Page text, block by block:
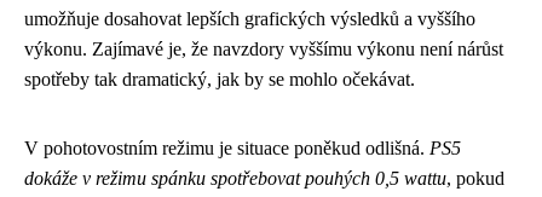
umožňuje dosahovat lepších grafických výsledků a vyššího
výkonu. Zajímavé je, že navzdory vyššímu výkonu není nárůst
spotřeby tak dramatický, jak by se mohlo očekávat.
V pohotovostním režimu je situace poněkud odlišná. PS5
dokáže v režimu spánku spotřebovat pouhých 0,5 wattu, pokud